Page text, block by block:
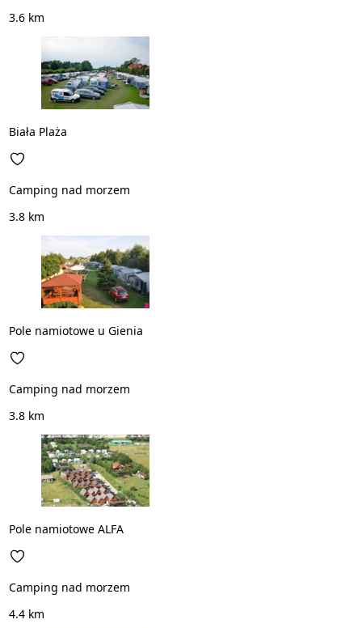
3.6 km
Biała Plaża
Camping nad morzem
3.8 km
Pole namiotowe u Gienia
Camping nad morzem
3.8 km
Pole namiotowe ALFA
Camping nad morzem
4.4 km